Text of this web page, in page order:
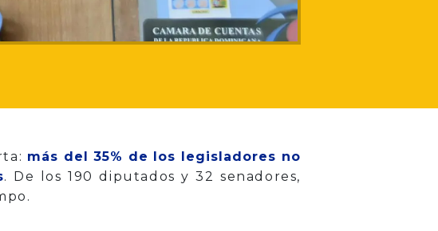
más del 35% de los legisladores no
. De los 190 diputados y 32 senadores,